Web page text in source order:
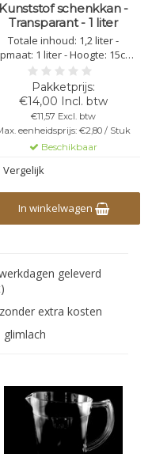
Kunststof schenkkan -
Transparant - 1 liter
Totale inhoud: 1,2 liter -
1 liter - Hoogte: 15cm -
Diameter bovenkant: 11,5cm
schenktuit) - Diameter
onderkant: 9cm - Kleur:
transparant - Kunststof
- Niet Stapelbaar
- Herbruikbaar -
Vaatwasbestendig -
Bedrukbaar - Breekb
€14,00 Incl. btw
€11,57 Excl. btw
eenheidsprijs: €2,80 / Stuk
Beschikbaar
Vergelijk
In winkelwagen
geleverd
extra kosten